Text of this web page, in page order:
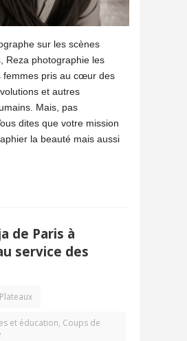
sur les scènes
Reza photographie les
femmes pris au cœur des
et autres
Mais, pas
dites que votre mission
la beauté mais aussi
de Paris à
service des
et éducation, Coups de